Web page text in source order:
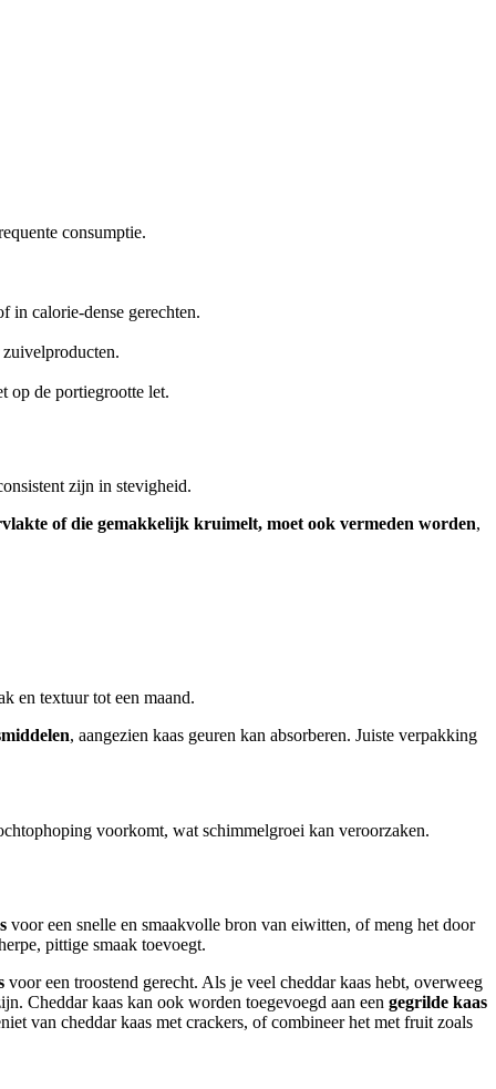
consumptie.
in calorie-dense gerechten.
op de portiegrootte let.
zijn in stevigheid.
of die gemakkelijk kruimelt, moet ook vermeden worden,
en textuur tot een maand.
, aangezien kaas geuren kan absorberen. Juiste verpakking
voorkomt, wat schimmelgroei kan veroorzaken.
voor een snelle en smaakvolle bron van eiwitten, of meng het door
pittige smaak toevoegt.
voor een troostend gerecht. Als je veel cheddar kaas hebt, overweeg
Cheddar kaas kan ook worden toegevoegd aan een gegrilde kaas
van cheddar kaas met crackers, of combineer het met fruit zoals